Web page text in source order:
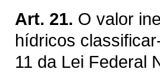
Art. 21. O valor
hídricos
11 da Lei Federal